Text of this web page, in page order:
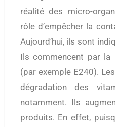
réalité des micro-
rôle d’empêcher la
Aujourd’hui, ils sont
Ils commencent par
(par exemple E240).
dégradation des
notamment. Ils
produits. En effet,